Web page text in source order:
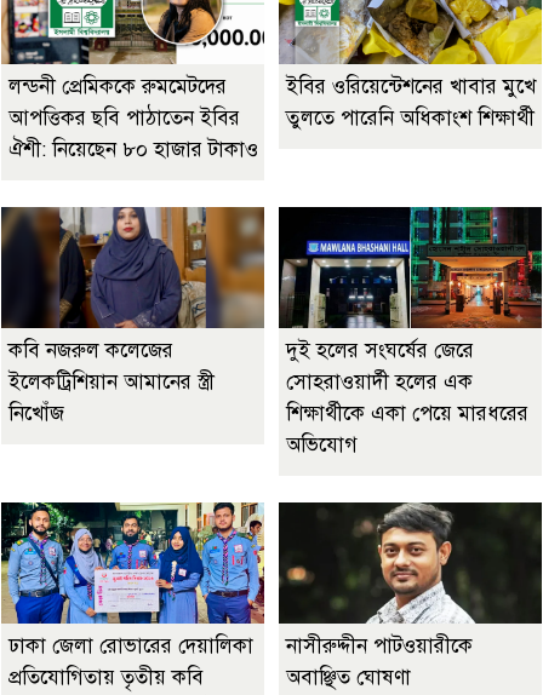
লন্ডনী প্রেমিককে রুমমেটদের
আপত্তিকর ছবি পাঠাতেন ইবির
ঐশী: নিয়েছেন ৮০ হাজার টাকাও
ইবির ওরিয়েন্টেশনের খাবার মুখে
তুলতে পারেনি অধিকাংশ শিক্ষার্থী
কবি নজরুল কলেজের
ইলেকট্রিশিয়ান আমানের স্ত্রী
নিখোঁজ
দুই হলের সংঘর্ষের জেরে
সোহরাওয়ার্দী হলের এক
শিক্ষার্থীকে একা পেয়ে মারধরের
অভিযোগ
ঢাকা জেলা রোভারের দেয়ালিকা
প্রতিযোগিতায় তৃতীয় কবি
নাসীরুদ্দীন পাটওয়ারীকে
অবাঞ্ছিত ঘোষণা